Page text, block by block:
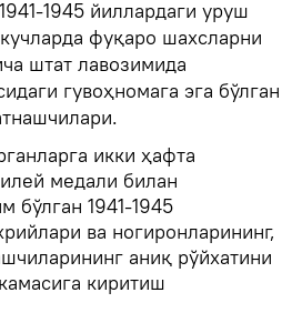
1945 йиллардаги уруш
фуқаро шахсларни
штат лавозимида
гувоҳномага эга бўлган
икки ҳафта
медали билан
бўлган 1941-1945
ва ногиронларининг,
аниқ рўйхатини
киритиш